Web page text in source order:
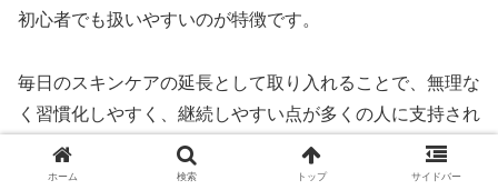
初心者でも扱いやすいのが特徴です。
毎日のスキンケアの延長として取り入れることで、無理な
く習慣化しやすく、継続しやすい点が多くの人に支持され
ている理由となっています。
ホーム 検索 トップ サイドバー